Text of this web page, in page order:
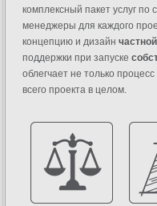
комплексный пакет услуг
менеджеры для каждого
концепцию и дизайн
поддержки при запуске
облегчает не только
всего проекта в целом.